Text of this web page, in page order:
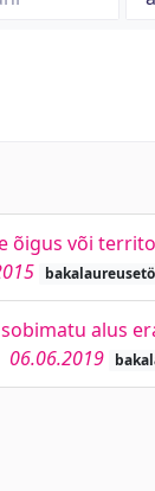
õigus või
alus
06.06.2019